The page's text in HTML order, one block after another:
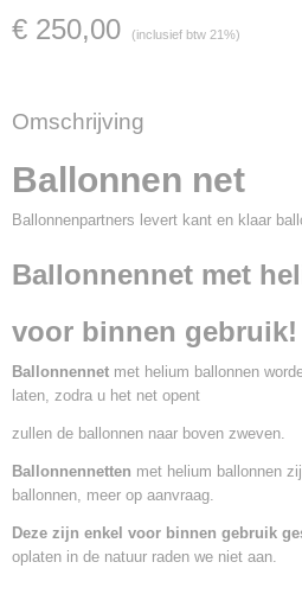
€ 250,00 (inclusief btw 21%)
Omschrijving
Ballonnen net
Ballonnenpartners levert kant en klaar
Ballonnennet met
voor binnen gebruik!
Ballonnennet met helium ballonnen
laten, zodra u het net opent
zullen de ballonnen naar boven zweven.
Ballonnennetten met helium ballonnen
ballonnen, meer op aanvraag.
Deze zijn enkel voor binnen gebruik
oplaten in de natuur raden we niet aan.